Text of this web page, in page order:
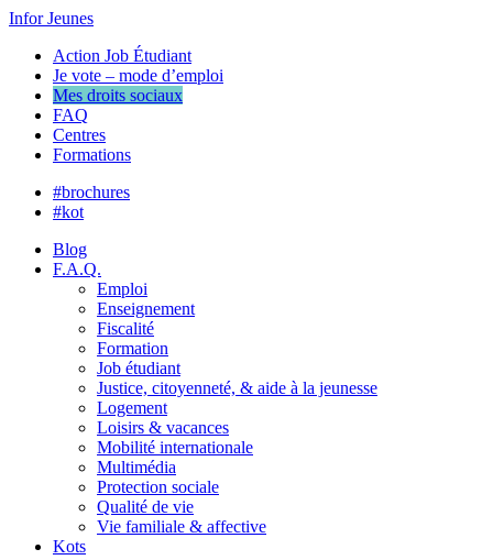
Infor Jeunes
Action Job Étudiant
Je vote – mode d’emploi
Mes droits sociaux
FAQ
Centres
Formations
#brochures
#kot
Blog
F.A.Q.
Emploi
Enseignement
Fiscalité
Formation
Job étudiant
Justice, citoyenneté, & aide à la jeunesse
Logement
Loisirs & vacances
Mobilité internationale
Multimédia
Protection sociale
Qualité de vie
Vie familiale & affective
Kots